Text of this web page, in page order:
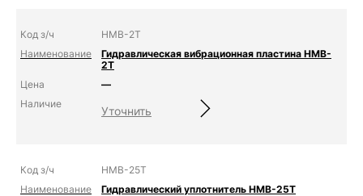
HMB-2T
Гидравлическая вибрационная пластина HMB-
2T
—
Уточнить
HMB-25T
Гидравлический уплотнитель HMB-25T